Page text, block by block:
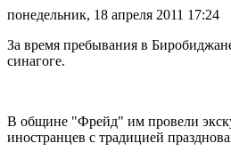
делегация
волонтёров
из
Румынии
понедельник, 18 апреля 2011 17:24
За время пребывания в
синагоге.
В общине "Фрейд" им провели
иностранцев с традицией